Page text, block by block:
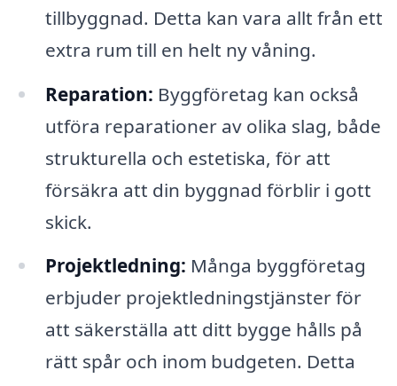
tillbyggnad. Detta kan vara allt från ett
extra rum till en helt ny våning.
Reparation: Byggföretag kan också
utföra reparationer av olika slag, både
strukturella och estetiska, för att
försäkra att din byggnad förblir i gott
skick.
Projektledning: Många byggföretag
erbjuder projektledningstjänster för
att säkerställa att ditt bygge hålls på
rätt spår och inom budgeten. Detta